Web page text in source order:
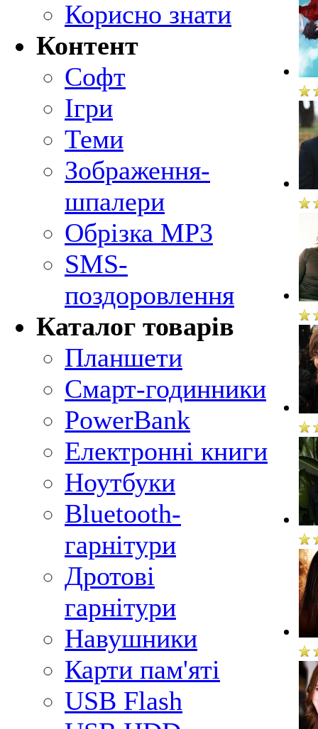
Корисно знати
Контент
Софт
Ігри
Теми
Зображення-
шпалери
Обрізка MP3
SMS-
поздоровлення
Каталог товарів
Планшети
Смарт-годинники
PowerBank
Електронні книги
Ноутбуки
Bluetooth-
гарнітури
Дротові
гарнітури
Навушники
Карти пам'яті
USB Flash